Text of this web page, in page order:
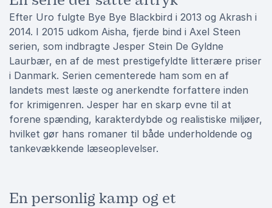
Efter Uro fulgte Bye Bye Blackbird i 2013 og Akrash i
2014. I 2015 udkom Aisha, fjerde bind i Axel Steen
serien, som indbragte Jesper Stein De Gyldne
Laurbær, en af de mest prestigefyldte litterære priser
i Danmark. Serien cementerede ham som en af
landets mest læste og anerkendte forfattere inden
for krimigenren. Jesper har en skarp evne til at
forene spænding, karakterdybde og realistiske miljøer,
hvilket gør hans romaner til både underholdende og
tankevækkende læseoplevelser.
En personlig kamp og et